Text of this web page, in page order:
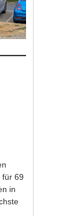
für 69
in